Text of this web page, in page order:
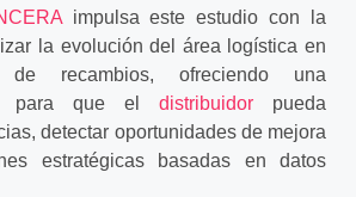
impulsa este estudio con la
la evolución del área logística en
de recambios, ofreciendo una
para que el distribuidor pueda
detectar oportunidades de mejora
estratégicas basadas en datos